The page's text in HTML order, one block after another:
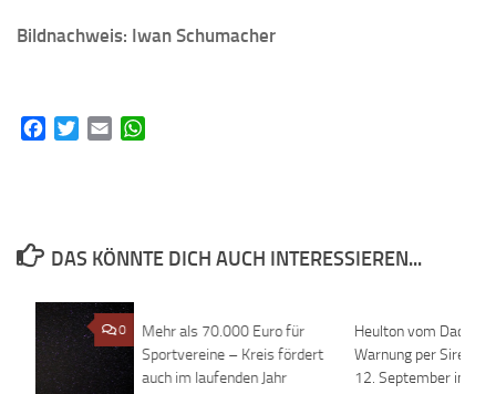
Bildnachweis: Iwan Schumacher
FacebookTwitterEmail
DAS KÖNNTE DICH AUCH INTERESSIEREN...
Mehr als 70.000 Euro für
Sportvereine – Kreis fördert
auch im laufenden Jahr
Heulton vom Dach –
Warnung per Sirene
12. September im
0